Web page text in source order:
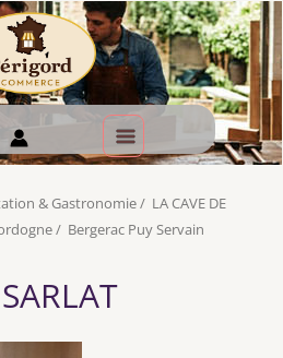
& Gastronomie/ LA CAVE DE
/ Bergerac Puy Servain